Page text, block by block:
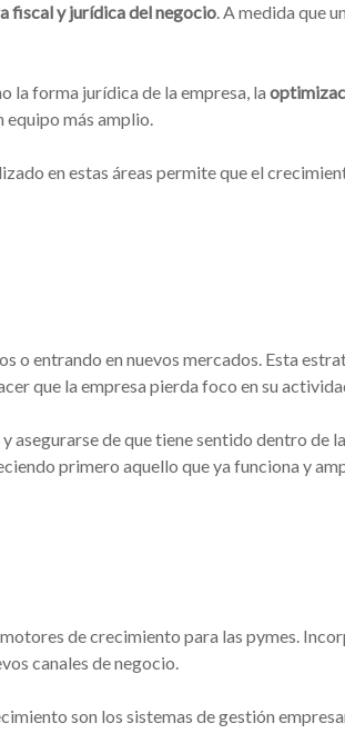
fiscal y jurídica del negocio. A medida que
la forma jurídica de la empresa, la
equipo más amplio.
en estas áreas permite que el
o entrando en nuevos mercados. Esta
que la empresa pierda foco en su
asegurarse de que tiene sentido dentro de
primero aquello que ya funciona y
de crecimiento para las pymes.
canales de negocio.
son los sistemas de gestión